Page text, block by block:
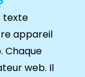
texte
appareil
Chaque
web. Il